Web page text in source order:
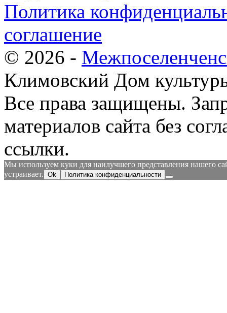
Политика
соглашение
© 2026 -
Климовский Дом
Все права защищены.
материалов сайта без
ссылки.
Мы используем куки для наилучшего представления нашего
устраивает. Ok Политика конфиденциальности